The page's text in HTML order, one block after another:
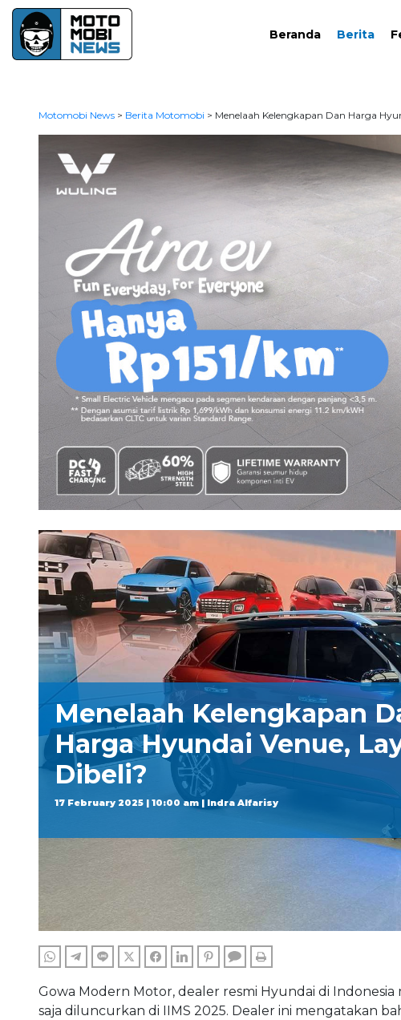
Beranda Berita
Motomobi News> Berita Motomobi > Menelaah Kelengkapan Dan Harga
Menelaah Kelengkapan
Harga Hyundai Venue,
Dibeli?
17 February 2025 | 10:00 am | Indra Alfarisy
WHATSAPPTELEGRAM
LINE TWITTERFACEBOOKLINKEDINPINTERESTCOMMENTS
Gowa Modern Motor, dealer resmi Hyundai di
saja diluncurkan di IIMS 2025. Dealer ini mengatakan